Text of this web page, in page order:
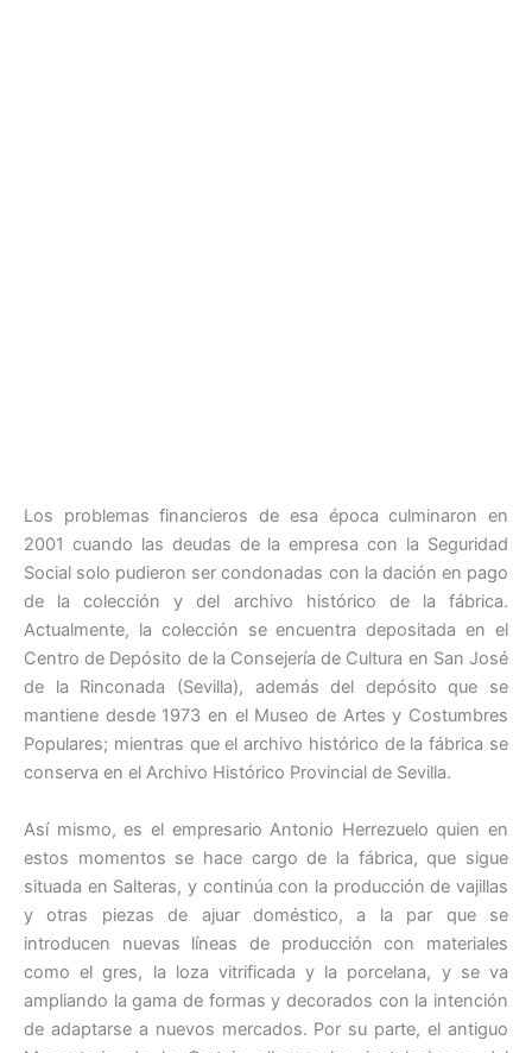
Los problemas financieros de esa época culminaron en
2001 cuando las deudas de la empresa con la Seguridad
Social solo pudieron ser condonadas con la dación en pago
de la colección y del archivo histórico de la fábrica.
Actualmente, la colección se encuentra depositada en el
Centro de Depósito de la Consejería de Cultura en San José
de la Rinconada (Sevilla), además del depósito que se
mantiene desde 1973 en el Museo de Artes y Costumbres
Populares; mientras que el archivo histórico de la fábrica se
conserva en el Archivo Histórico Provincial de Sevilla.
Así mismo, es el empresario Antonio Herrezuelo quien en
estos momentos se hace cargo de la fábrica, que sigue
situada en Salteras, y continúa con la producción de vajillas
y otras piezas de ajuar doméstico, a la par que se
introducen nuevas líneas de producción con materiales
como el gres, la loza vitrificada y la porcelana, y se va
ampliando la gama de formas y decorados con la intención
de adaptarse a nuevos mercados. Por su parte, el antiguo